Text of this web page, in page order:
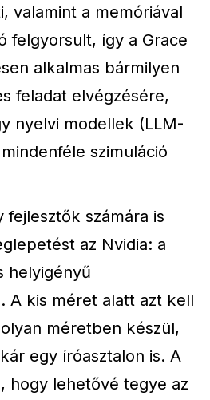
valamint a memóriával
felgyorsult, így a Grace
alkalmas bármilyen
feladat elvégzésére,
nyelvi modellek (LLM-
szimuláció
számára is
az Nvidia: a
helyigényű
A kis méret alatt azt kell
méretben készül,
egy íróasztalon is. A
hogy lehetővé tegye az